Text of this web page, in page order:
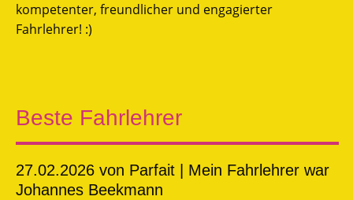
kompetenter, freundlicher und engagierter
Fahrlehrer! :)
Beste Fahrlehrer
27.02.2026 von Parfait | Mein Fahrlehrer war
Johannes Beekmann